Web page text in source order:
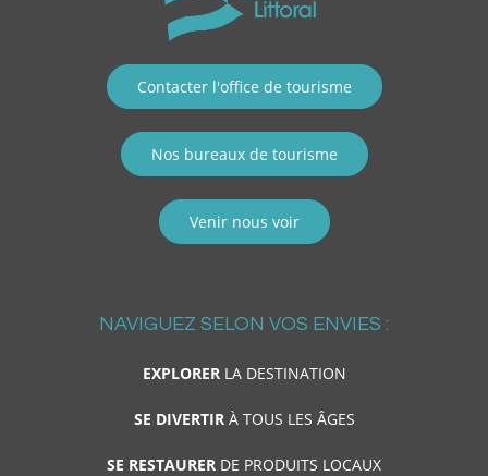
Contacter l'office de tourisme
Nos bureaux de tourisme
Venir nous voir
NAVIGUEZ SELON VOS ENVIES :
EXPLORERLA DESTINATION
SE DIVERTIRÀ TOUS LES ÂGES
SE RESTAURER DE PRODUITS LOCAUX